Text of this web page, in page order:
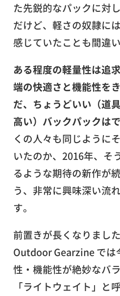
た先鋭的なパックに対
だけど、軽さの奴隷に
感じていたことも間違
ある程度の軽量性は追
端の快適さと機能性を
だ、ちょうどいい（道
高い）バックパックは
くの人々も同じように
いたのか、2016年、そ
るような期待の新作が
う、非常に興味深い流
す。
前置きが長くなりまし
Outdoor Gearzine では
性・機能性が絶妙なバ
「ライトウェイト」と